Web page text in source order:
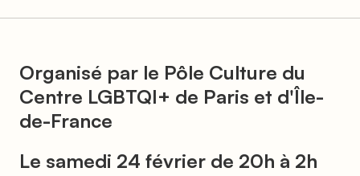
Organisé par le Pôle Culture du
Centre LGBTQI+ de Paris et d'Île-
de-France
Le samedi 24 février de 20h à 2h